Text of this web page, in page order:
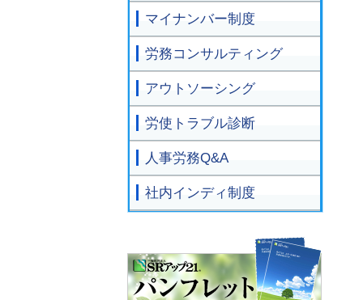
マイナンバー制度
労務コンサルティング
アウトソーシング
労使トラブル診断
人事労務Q&A
社内インディ制度